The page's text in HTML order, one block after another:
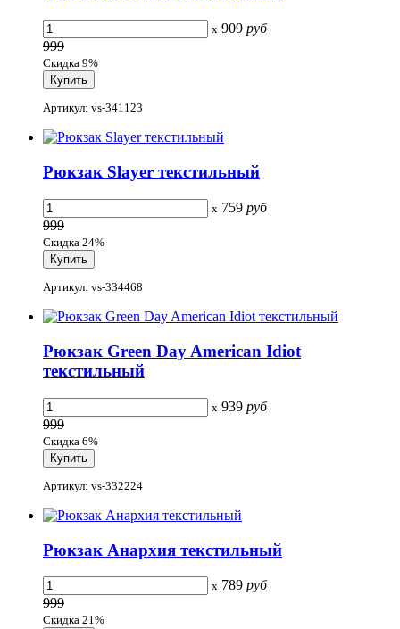
x 909 руб
999
Скидка 9%
Артикул: vs-341123
Рюкзак Slayer текстильный
x 759 руб
999
Скидка 24%
Артикул: vs-334468
Рюкзак Green Day American Idiot
текстильный
x 939 руб
999
Скидка 6%
Артикул: vs-332224
Рюкзак Анархия текстильный
x 789 руб
999
Скидка 21%